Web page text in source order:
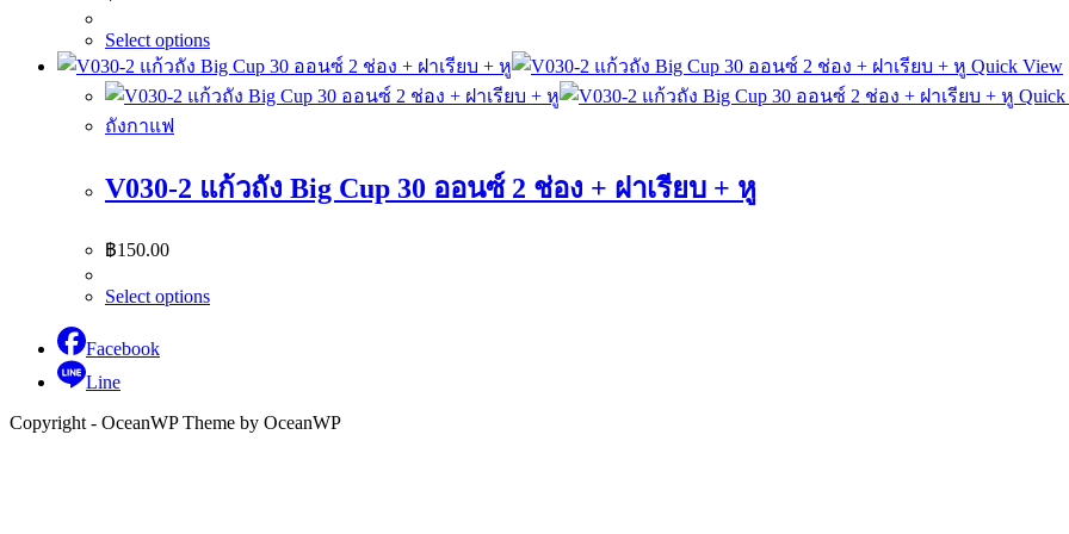
Select options
Quick View
ถังกาแฟ
V030-2 แก้วถัง Big Cup 30 ออนซ์ 2 ช่อง + ฝาเรียบ + หู
฿150.00
Select options
Facebook
Line
Copyright - OceanWP Theme by OceanWP